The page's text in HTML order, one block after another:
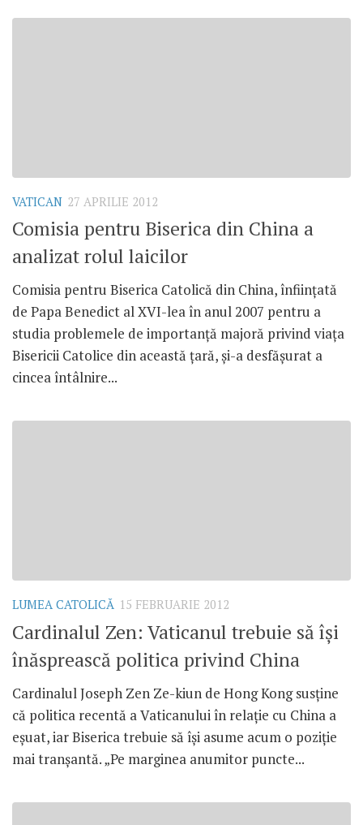
VATICAN 27 APRILIE 2012
Comisia pentru Biserica din China a
analizat rolul laicilor
Comisia pentru Biserica Catolică din China, înfiinţată
de Papa Benedict al XVI-lea în anul 2007 pentru a
studia problemele de importanţă majoră privind viaţa
Bisericii Catolice din această ţară, şi-a desfăşurat a
cincea întâlnire...
LUMEA CATOLICĂ 15 FEBRUARIE 2012
Cardinalul Zen: Vaticanul trebuie să îşi
înăsprească politica privind China
Cardinalul Joseph Zen Ze-kiun de Hong Kong susţine
că politica recentă a Vaticanului în relaţie cu China a
eşuat, iar Biserica trebuie să îşi asume acum o poziţie
mai tranşantă. „Pe marginea anumitor puncte...